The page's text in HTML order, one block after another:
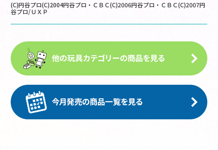
(C)円谷プロ(C)2004円谷プロ・ＣＢＣ(C)2006円谷プロ・ＣＢＣ(C)2007円
谷プロ/ＵＸＰ